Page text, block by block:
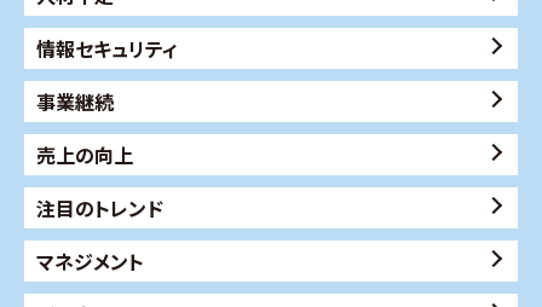
情報セキュリティ
事業継続
売上の向上
注目のトレンド
マネジメント